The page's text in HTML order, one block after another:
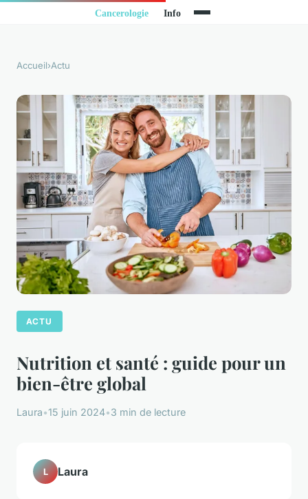
Accueil›Actu
ACTU
Nutrition et santé : guide pour un
bien-être global
Laura•15 juin 2024•3 min de lecture
L Laura